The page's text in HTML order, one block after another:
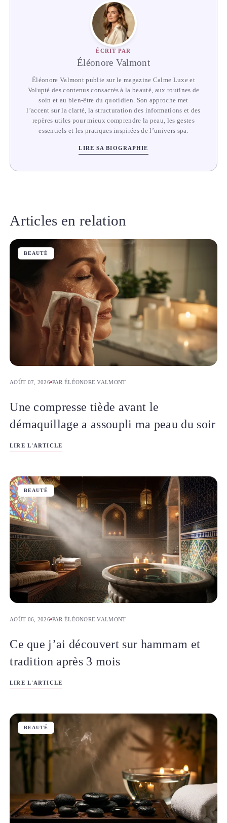
ÉCRIT PAR
Éléonore Valmont
Éléonore Valmont publie sur le magazine Calme Luxe et
Volupté des contenus consacrés à la beauté, aux routines de
soin et au bien-être du quotidien. Son approche met
l’accent sur la clarté, la structuration des informations et des
repères utiles pour mieux comprendre la peau, les gestes
essentiels et les pratiques inspirées de l’univers spa.
LIRE SA BIOGRAPHIE
Articles en relation
BEAUTÉ
AOÛT 07, 2026 PAR ÉLÉONORE VALMONT
Une compresse tiède avant le
démaquillage a assoupli ma peau du soir
LIRE L'ARTICLE
BEAUTÉ
AOÛT 06, 2026 PAR ÉLÉONORE VALMONT
Ce que j’ai découvert sur hammam et
tradition après 3 mois
LIRE L'ARTICLE
BEAUTÉ